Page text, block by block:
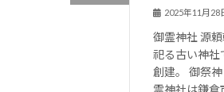
2025年11月28
御霊神社 源
祀る古い神社
創建。 御祭